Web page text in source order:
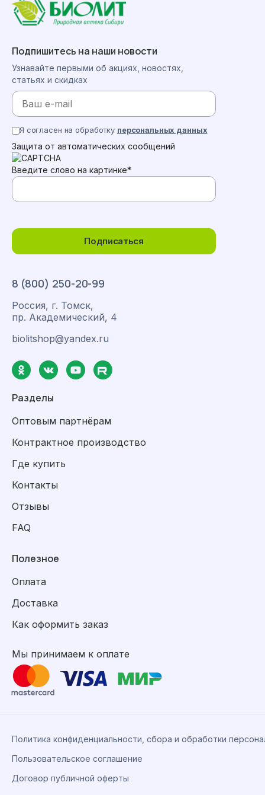
8 (800) 250-20-99
Россия, г. Томск,
пр. Академический, 4
biolitshop@yandex.ru
Разделы
Оптовым партнёрам
Контрактное производство
Где купить
Контакты
Отзывы
FAQ
Полезное
Оплата
Доставка
Как оформить заказ
Мы принимаем к оплате
Подпишитесь на наши новости
Узнавайте первыми об акциях, новостях,
статьях и скидках
Подписаться
Я согласен на обработку персональных данных
Защита от автоматических сообщений
Введите слово на картинке*
Политика конфиденциальности, сбора и обработки
Пользовательское соглашение
Договор публичной оферты